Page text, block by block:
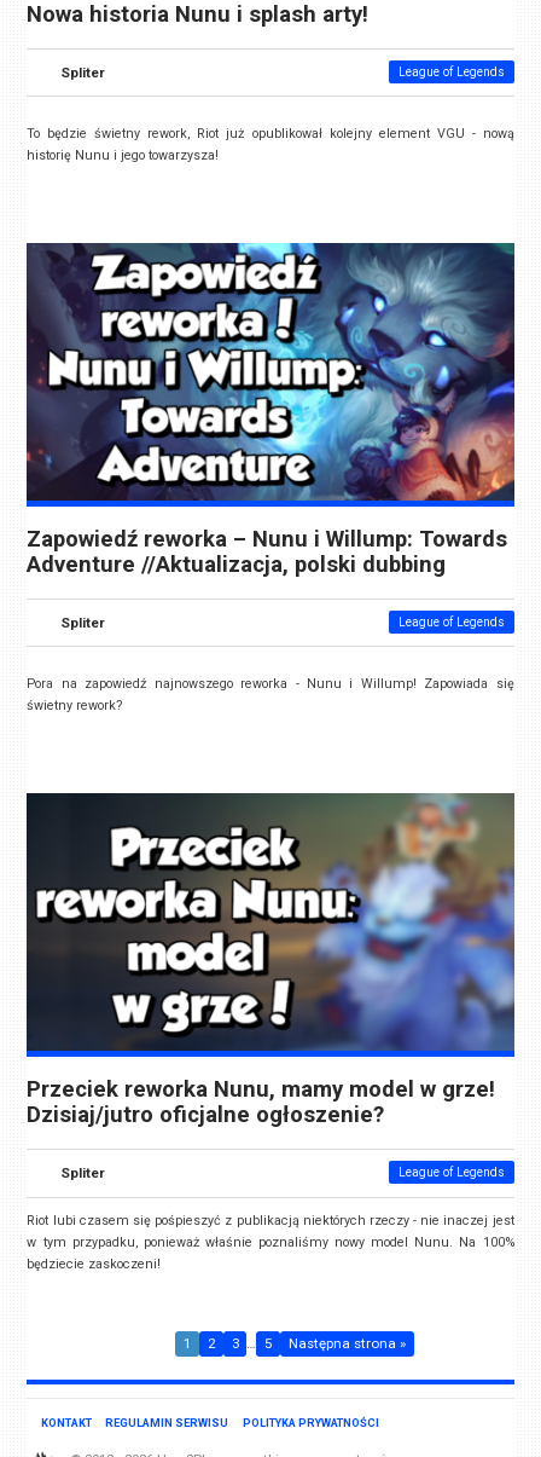
Nowa historia Nunu i splash arty!
Spliter League of Legends
To będzie świetny rework, Riot już opublikował kolejny element VGU - nową
historię Nunu i jego towarzysza!
Zapowiedź reworka – Nunu i Willump: Towards
Adventure //Aktualizacja, polski dubbing
Spliter League of Legends
Pora na zapowiedź najnowszego reworka - Nunu i Willump! Zapowiada się
świetny rework?
Przeciek reworka Nunu, mamy model w grze!
Dzisiaj/jutro oficjalne ogłoszenie?
Spliter League of Legends
Riot lubi czasem się pośpieszyć z publikacją niektórych rzeczy - nie inaczej jest
w tym przypadku, ponieważ właśnie poznaliśmy nowy model Nunu. Na 100%
będziecie zaskoczeni!
1 2 3 … 5 Następna strona »
KONTAKT REGULAMIN SERWISU POLITYKA PRYWATNOŚCI